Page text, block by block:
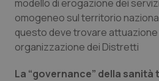
Campania
Car-T
modello di erogazione dei
omogeneo sul territorio
questo deve trovare attuazione
organizzazione dei Distretti
La “governance” della